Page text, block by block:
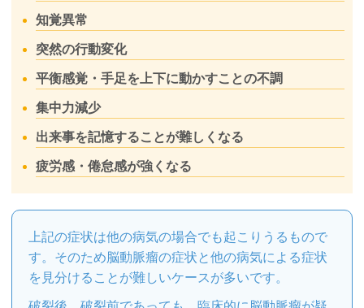
知覚異常
突然の行動変化
平衡感覚・手足を上下に動かすことの不調
集中力減少
出来事を記憶することが難しくなる
疲労感・倦怠感が強くなる
上記の症状は他の病気の場合でも起こりうるもので
す。そのため脳動脈瘤の症状と他の病気による症状
を見分けることが難しいケースが多いです。